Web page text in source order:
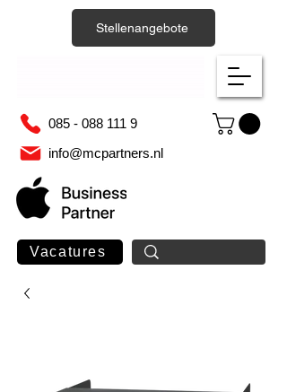
085 - 088 111 9
info@mcpartners.nl
Vacatures
Stellenangebote